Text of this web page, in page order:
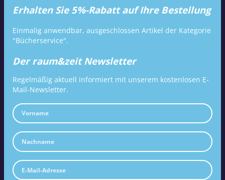
Erhalten Sie 5%-Rabatt auf Ihre Bestellung
Einmalig anwendbar, ausgeschlossen Artikel der Kategorie
"Bücherservice".
Der raum&zeit Newsletter
Regelmäßig aktuell informiert mit unserem kostenlosen E-
Mail-Newsletter.